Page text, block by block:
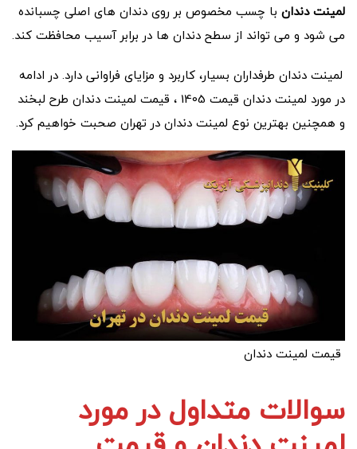
لمینت دندان با چسب مخصوص بر روی دندان های اصلی چسبانده
می شود و می تواند از سطح دندان ها در برابر آسیب محافظت کند.
لمینت دندان طرفداران بسیار، کاربرد و مزایای فراوانی دارد. در ادامه
در مورد لمینت دندان قیمت 1405 ، قیمت لمینت دندان طرح لبخند
و همچنین بهترین نوع لمینت دندان در تهران صحبت خواهیم کرد.
قیمت لمینت دندان
سوالات متداول در مورد